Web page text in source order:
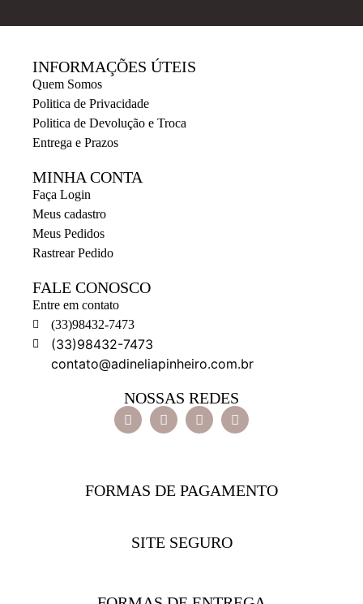
INFORMAÇÕES ÚTEIS
Quem Somos
Politica de Privacidade
Politica de Devolução e Troca
Entrega e Prazos
MINHA CONTA
Faça Login
Meus cadastro
Meus Pedidos
Rastrear Pedido
FALE CONOSCO
Entre em contato
(33)98432-7473
(33)98432-7473
contato@adineliapinheiro.com.br
NOSSAS REDES
FORMAS DE PAGAMENTO
SITE SEGURO